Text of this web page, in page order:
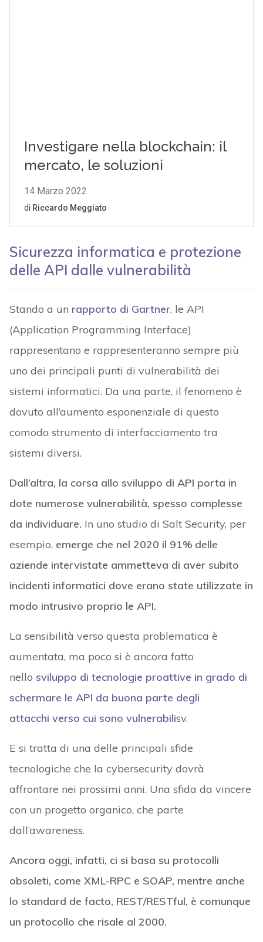
Sicurezza informatica e protezione
delle API dalle vulnerabilità
Stando a un rapporto di Gartner, le API
(Application Programming Interface)
rappresentano e rappresenteranno sempre più
uno dei principali punti di vulnerabilità dei
sistemi informatici. Da una parte, il fenomeno è
dovuto all’aumento esponenziale di questo
comodo strumento di interfacciamento tra
sistemi diversi.
Dall’altra, la corsa allo sviluppo di API porta in
dote numerose vulnerabilità, spesso complesse
da individuare. In uno studio di Salt Security, per
esempio, emerge che nel 2020 il 91% delle
aziende intervistate ammetteva di aver subito
incidenti informatici dove erano state utilizzate in
modo intrusivo proprio le API.
La sensibilità verso questa problematica è
aumentata, ma poco si è ancora fatto
nello sviluppo di tecnologie proattive in grado di
schermare le API da buona parte degli
attacchi verso cui sono vulnerabilisv.
E si tratta di una delle principali sfide
tecnologiche che la cybersecurity dovrà
affrontare nei prossimi anni. Una sfida da vincere
con un progetto organico, che parte
dall’awareness.
Ancora oggi, infatti, ci si basa su protocolli
obsoleti, come XML-RPC e SOAP, mentre anche
lo standard de facto, REST/RESTful, è comunque
un protocollo che risale al 2000.